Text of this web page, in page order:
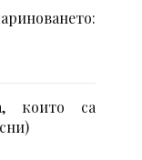
които са